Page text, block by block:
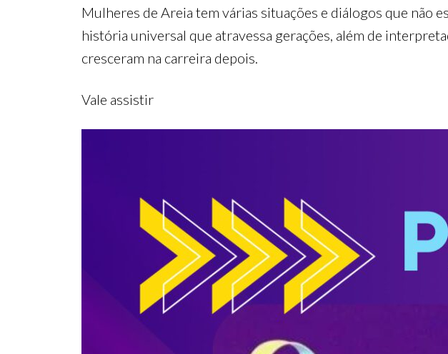
Mulheres de Areia tem várias situações e diálogos que não
história universal que atravessa gerações, além de
cresceram na carreira depois.
Vale assistir